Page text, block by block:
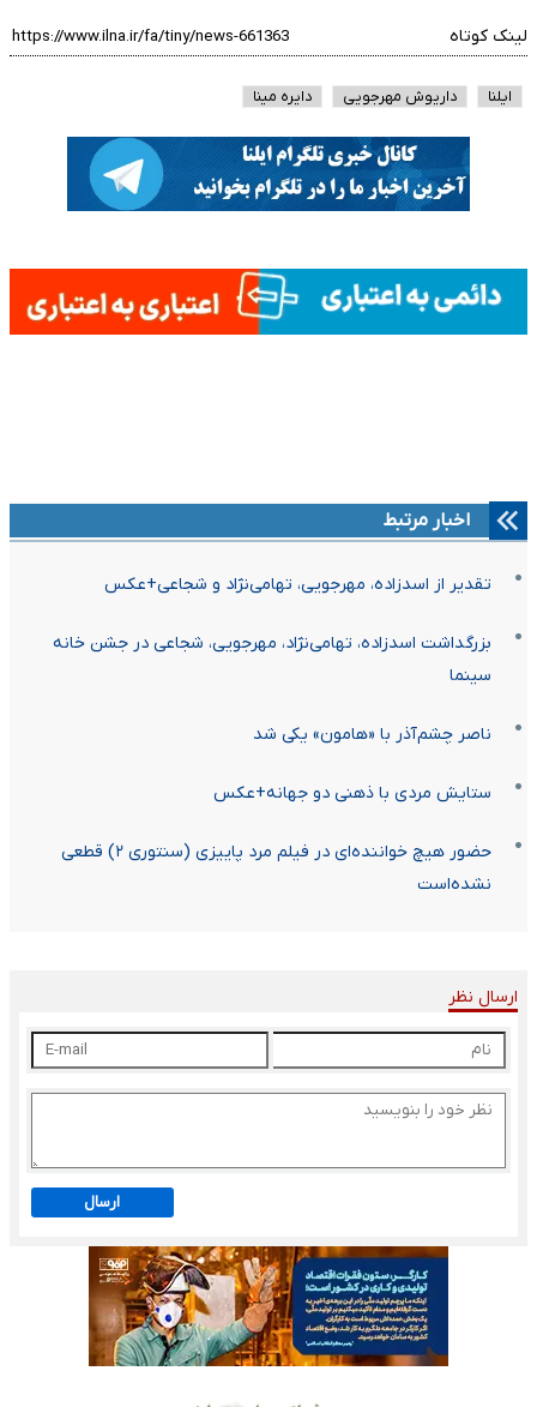
لینک کوتاه
ایلنا داریوش مهرجویی دایره مینا
اخبار مرتبط
تقدیر از اسدزاده، مهرجویی، تهامی‌نژاد و شجاعی+عکس
بزرگداشت اسدزاده، تهامی‌نژاد، مهرجویی، شجاعی در جشن خانه
سینما
ناصر چشم‌آذر با «هامون» یکی شد
ستایش مردی با ذهنی دو جهانه+عکس
حضور هیچ خواننده‌ای در فیلم مرد پاییزی (سنتوری ۲) قطعی
نشده‌است
ارسال نظر
ارسال